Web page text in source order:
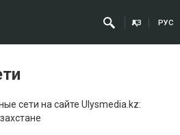
ҚАЗ РУС
сети на сайте Ulysmedia.kz: